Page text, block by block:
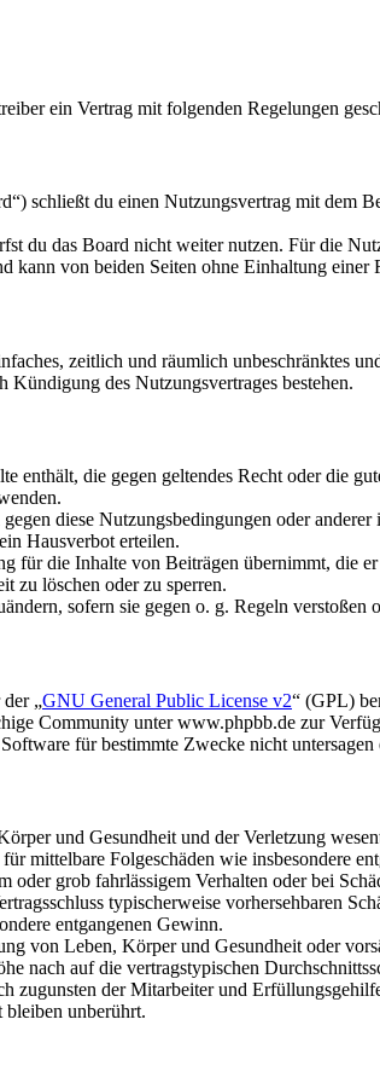
ein Vertrag mit folgenden Regelungen
schließt du einen Nutzungsvertrag mit dem
du das Board nicht weiter nutzen. Für die
kann von beiden Seiten ohne Einhaltung einer
zeitlich und räumlich unbeschränktes
des Nutzungsvertrages bestehen.
enthält, die gegen geltendes Recht oder die
diese Nutzungsbedingungen oder
Hausverbot erteilen.
für die Inhalte von Beiträgen übernimmt, die
zu löschen oder zu sperren.
sofern sie gegen o. g. Regeln
„GNU General Public License v2“ (GPL)
Community unter www.phpbb.de zur
für bestimmte Zwecke nicht
und Gesundheit und der Verletzung
mittelbare Folgeschäden wie insbesondere
oder grob fahrlässigem Verhalten oder bei
typischerweise vorhersehbaren
entgangenen Gewinn.
von Leben, Körper und Gesundheit oder
nach auf die vertragstypischen
zugunsten der Mitarbeiter und
unberührt.